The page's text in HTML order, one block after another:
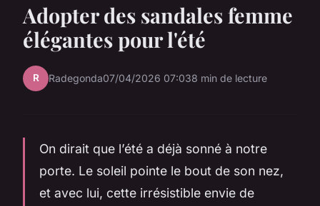
Adopter des sandales femme
élégantes pour l'été
R Radegonda07/04/2026 07:038 min de lecture
On dirait que l’été a déjà sonné à notre
porte. Le soleil pointe le bout de son nez,
et avec lui, cette irrésistible envie de